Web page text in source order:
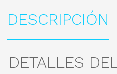
DESCRIPCIÓN
DETALLES